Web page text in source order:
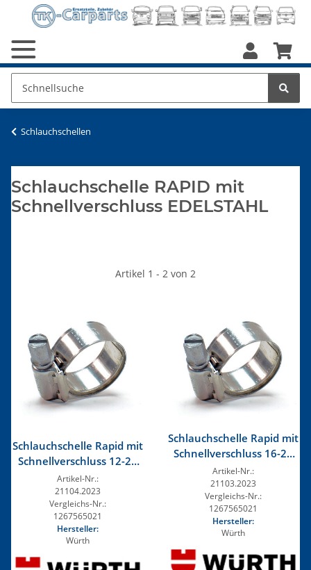
Schlauchschellen
Schlauchschelle RAPID mit
Schnellverschluss EDELSTAHL
Artikel 1 - 2 von 2
Schlauchschelle Rapid mit
Schnellverschluss 12-22
mm Bandbreite 14,3 mm
Edelstahl
Artikel-Nr.:
21104.2023
Vergleichs-Nr.:
1267565021
Hersteller:
Würth
Schlauchschelle Rapid mit
Schnellverschluss 16-27
mm Bandbreite 14,3 mm
Edelstahl
Artikel-Nr.:
21103.2023
Vergleichs-Nr.:
1267565021
Hersteller:
Würth